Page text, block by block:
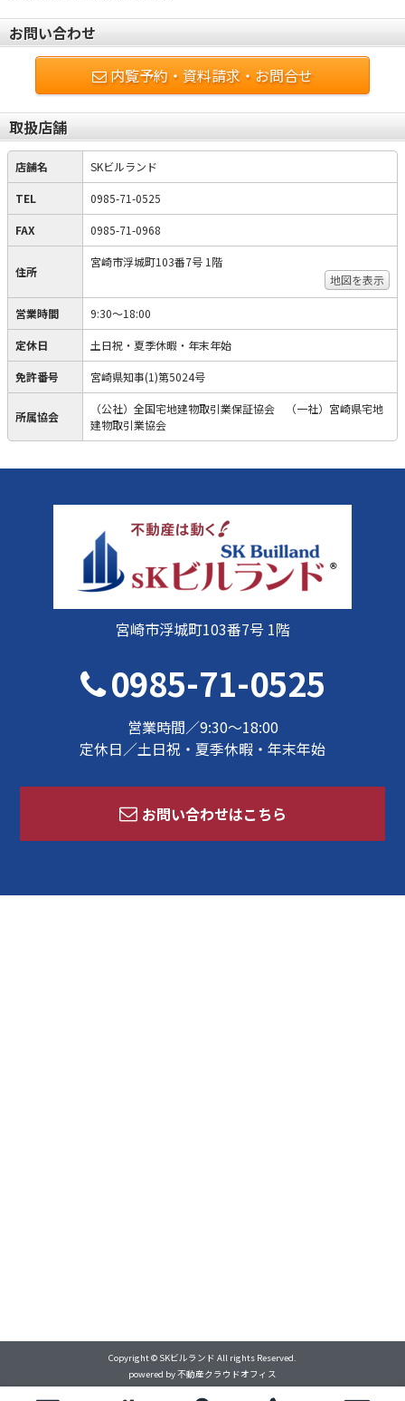
お問い合わせ
内覧予約・資料請求・お問合せ
取扱店舗
店舗名 SKビルランド
TEL 0985-71-0525
FAX 0985-71-0968
住所
宮崎市浮城町103番7号 1階
地図を表示
営業時間 9:30～18:00
定休日 土日祝・夏季休暇・年末年始
免許番号 宮崎県知事(1)第5024号
所属協会
（公社）全国宅地建物取引業保証協会 （一社）宮崎県宅地
建物取引業協会
宮崎市浮城町103番7号 1階
0985-71-0525
営業時間／9:30～18:00
定休日／土日祝・夏季休暇・年末年始
お問い合わせはこちら
Copyright © SKビルランド All rights Reserved.
powered by 不動産クラウドオフィス